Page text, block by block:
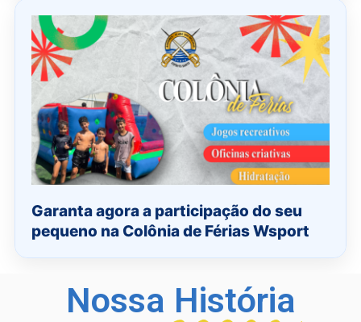
Garanta agora a participação do seu
pequeno na Colônia de Férias Wsport
Nossa História